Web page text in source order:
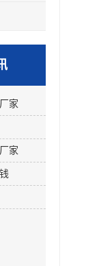
家
家